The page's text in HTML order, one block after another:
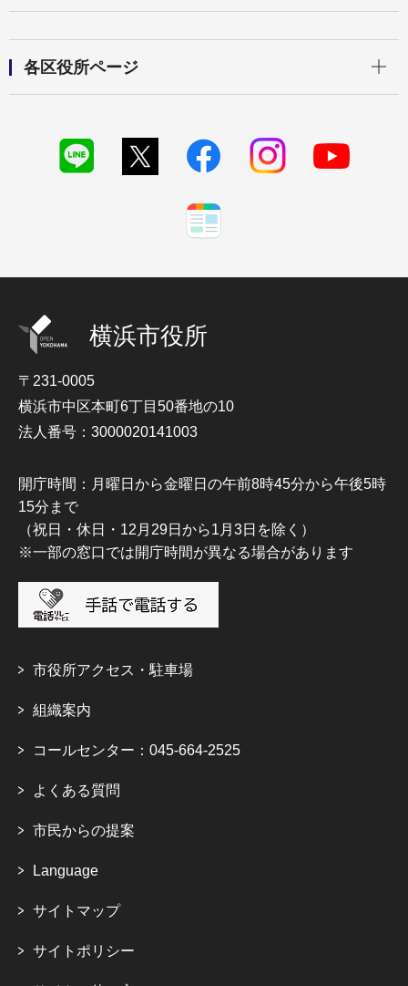
各区役所ページ
横浜市役所
〒231-0005
横浜市中区本町6丁目50番地の10
法人番号：3000020141003
開庁時間：月曜日から金曜日の午前8時45分から午後5時
15分まで
（祝日・休日・12月29日から1月3日を除く）
※一部の窓口では開庁時間が異なる場合があります
市役所アクセス・駐車場
組織案内
コールセンター：045-664-2525
よくある質問
市民からの提案
Language
サイトマップ
サイトポリシー